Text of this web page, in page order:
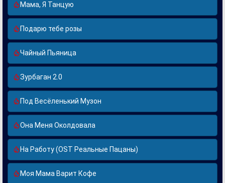
Мама, Я Танцую
Подарю тебе розы
Чайный Пьяница
Зурбаган 2.0
Под Весёленький Музон
Она Меня Околдовала
На Работу (OST Реальные Пацаны)
Моя Мама Варит Кофе